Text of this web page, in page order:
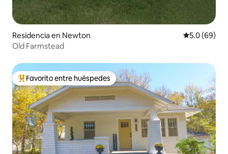
Residencia en Newton Calificación
5.0 (69)
Old Farmstead
De los mejores en Favorito entre huéspedes
Favorito entre huéspedes